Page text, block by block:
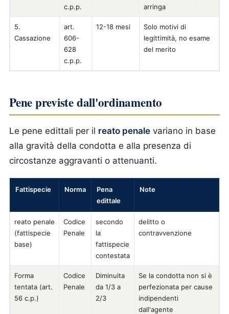
c.p.p.
arringa
5.
Cassazione
art.
606-
628
c.p.p.
12-18 mesi
Solo motivi di
legittimità, no esame
del merito
Pene previste dall'ordinamento
Le pene edittali per il reato penale variano in base
alla gravità della condotta e alla presenza di
circostanze aggravanti o attenuanti.
Fattispecie Norma
Pena
edittale
Note
reato penale
(fattispecie
base)
Codice
Penale
secondo
la
fattispecie
contestata
delitto o
contravvenzione
Forma
tentata (art.
56 c.p.)
Codice
Penale
Diminuita
da 1/3 a
2/3
Se la condotta non si è
perfezionata per cause
indipendenti
dall'agente